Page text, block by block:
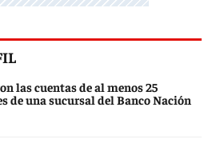
las cuentas de al menos 25
de una sucursal del Banco Nación